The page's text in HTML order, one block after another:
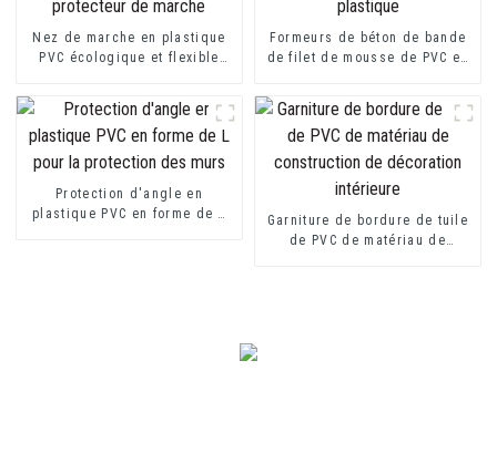
Nez de marche en plastique
PVC écologique et flexible
Formeurs de béton de bande
de filet de mousse de PVC en
Protection d'angle en
plastique PVC en forme de L
Garniture de bordure de tuile
de PVC de matériau de